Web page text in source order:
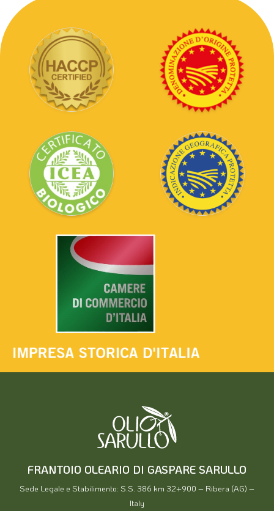
FRANTOIO OLEARIO DI GASPARE SARULLO
Sede Legale e Stabilimento: S.S. 386 km 32+900 – Ribera (AG) –
Italy